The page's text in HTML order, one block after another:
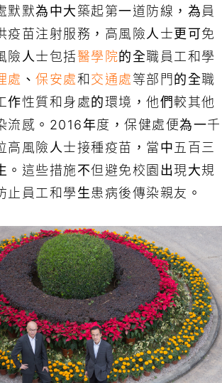
默默為中大築起第一道防線，為員
疫苗注射服務，高風險人士更可免
險人士包括醫學院的全職員工和學
處 、 保安處和交通處等部門的全職
作性質和身處的環境，他們較其他
流感。2016年度，保健處便為一千
高風險人士接種疫苗，當中五百三
。這些措施不但避免校園出現大規
止員工和學生患病後傳染親友。